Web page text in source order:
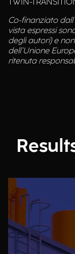
TWIN-
Co-finanziato
vista espressi
degli autori) e
dell'Unione
ritenuta